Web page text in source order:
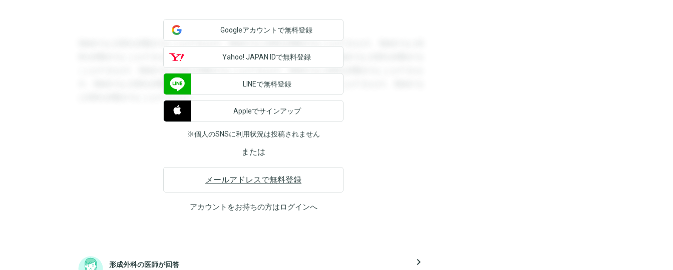
登録すると回答を閲覧することができます。登録すると回答を閲覧することができます。登録すると回
答を閲覧することができます。登録すると回答を閲覧することができます。登録すると回答を閲覧する
ことができます。登録すると回答を閲覧することができます。登録すると回答を閲覧することができま
す。登録すると回答を閲覧することができます。登録すると回答を閲覧することができます。登録する
と回答を閲覧することができます。
Googleアカウントで無料登録
Yahoo! JAPAN IDで無料登録
LINEで無料登録
Appleでサインアップ
※個人のSNSに利用状況は投稿されません
または
メールアドレスで無料登録
アカウントをお持ちの方はログインへ
形成外科の医師が回答 navigate_next